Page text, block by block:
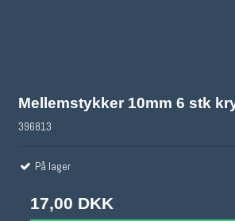
Mellemstykker 10mm 6 stk
396813
På lager
17,00 DKK